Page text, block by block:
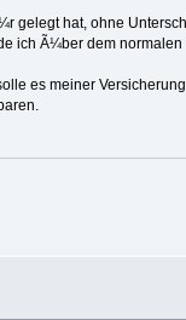
gelegt hat, ohne
ich Ã¼ber dem
es meiner